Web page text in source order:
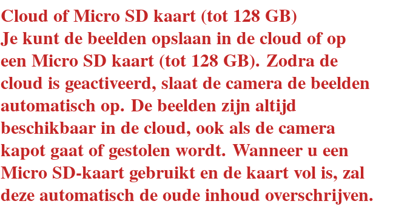
Cloud of Micro SD kaart (tot 128 GB)
Je kunt de beelden opslaan in de cloud of op
een Micro SD kaart (tot 128 GB). Zodra de
cloud is geactiveerd, slaat de camera de beelden
automatisch op. De beelden zijn altijd
beschikbaar in de cloud, ook als de camera
kapot gaat of gestolen wordt. Wanneer u een
Micro SD-kaart gebruikt en de kaart vol is, zal
deze automatisch de oude inhoud overschrijven.